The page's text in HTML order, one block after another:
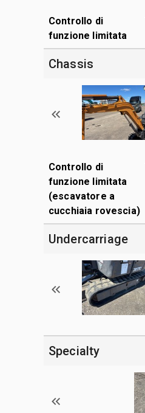
Controllo di
funzione limitata
Chassis
Controllo di
funzione limitata
(escavatore a
cucchiaia rovescia)
Undercarriage
Specialty